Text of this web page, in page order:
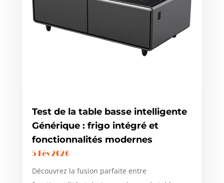
Test de la table basse intelligente
Générique : frigo intégré et
fonctionnalités modernes
5 Fév 2026
Découvrez la fusion parfaite entre